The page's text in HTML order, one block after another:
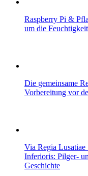
Raspberry Pi &
um die
Die gemeinsame
Vorbereitung vor
Via Regia
Inferioris: Pilger-
Geschichte